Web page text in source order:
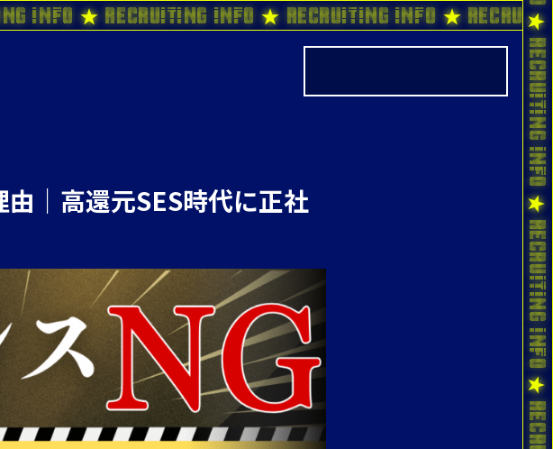
｜高還元SES時代に正社
★ Recruiting Info ★ Recruiting Info ★